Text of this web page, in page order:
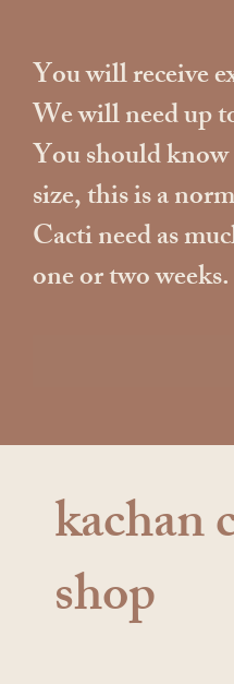
You will receive
We will need up
You should
size, this is a
Cacti need as
one or two
kachan
shop